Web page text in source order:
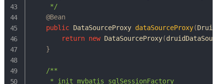
     */
@Bean
public DataSourceProxy dataSourceProxy(
return new DataSourceProxy(
}
/**
     * init mybatis sqlSessionFactory